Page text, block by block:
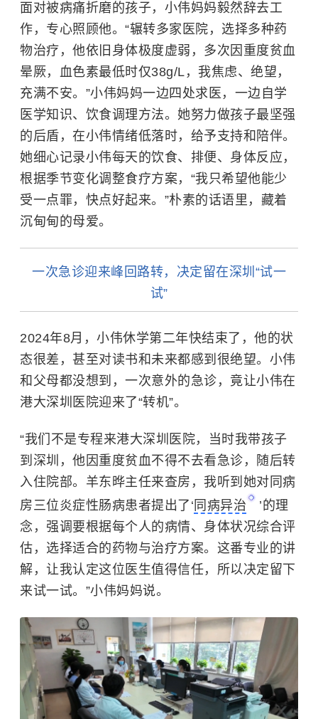
面对被病痛折磨的孩子，小伟妈妈毅然辞去工
作，专心照顾他。“辗转多家医院，选择多种药
物治疗，他依旧身体极度虚弱，多次因重度贫血
晕厥，血色素最低时仅38g/L，我焦虑、绝望，
充满不安。”小伟妈妈一边四处求医，一边自学
医学知识、饮食调理方法。她努力做孩子最坚强
的后盾，在小伟情绪低落时，给予支持和陪伴。
她细心记录小伟每天的饮食、排便、身体反应，
根据季节变化调整食疗方案，“我只希望他能少
受一点罪，快点好起来。”朴素的话语里，藏着
沉甸甸的母爱。
一次急诊迎来峰回路转，决定留在深圳“试一
试”
2024年8月，小伟休学第二年快结束了，他的状
态很差，甚至对读书和未来都感到很绝望。小伟
和父母都没想到，一次意外的急诊，竟让小伟在
港大深圳医院迎来了“转机”。
“我们不是专程来港大深圳医院，当时我带孩子
到深圳，他因重度贫血不得不去看急诊，随后转
入住院部。羊东晔主任来查房，我听到她对同病
房三位炎症性肠病患者提出了‘ 同病异治
’的理
念，强调要根据每个人的病情、身体状况综合评
估，选择适合的药物与治疗方案。这番专业的讲
解，让我认定这位医生值得信任，所以决定留下
来试一试。”小伟妈妈说。